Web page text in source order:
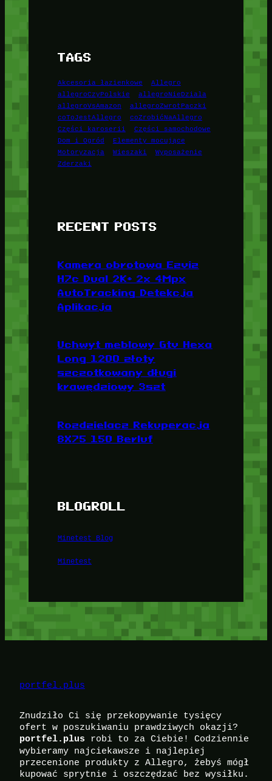
TAGS
Akcesoria łazienkowe
Allegro
allegroCzyPolskie
allegroNieDziala
allegroVsAmazon
allegroZwrotPaczki
coToJestAllegro
coZrobićNaAllegro
Części karoserii
Części samochodowe
Dom i Ogród
Elementy mocujące
Motoryzacja
Wieszaki
Wyposażenie
Zderzaki
RECENT POSTS
Kamera obrotowa Ezviz
H7c Dual 2K+ 2x 4Mpx
AutoTracking Detekcja
Aplikacja
Uchwyt meblowy Gtv Hexa
Long 1200 złoty
szczotkowany długi
krawędziowy 3szt
Rozdzielacz Rekuperacja
8X75 150 Berluf
BLOGROLL
Minetest Blog
Minetest
portfel.plus
Znudziło Ci się przekopywanie tysięcy
ofert w poszukiwaniu prawdziwych okazji?
portfel.plus robi to za Ciebie! Codziennie
wybieramy najciekawsze i najlepiej
przecenione produkty z Allegro, żebyś mógł
kupować sprytnie i oszczędzać bez wysiłku.